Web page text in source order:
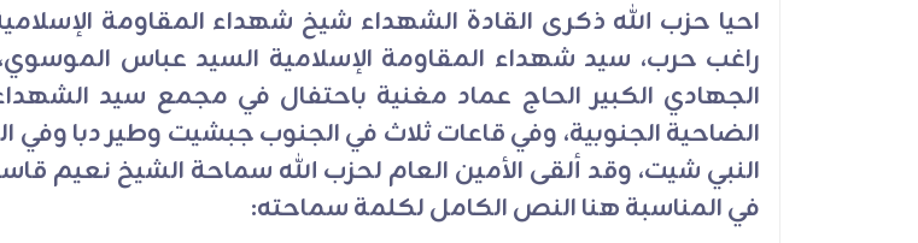
احيا حزب الله ذكرى القادة الشهداء شيخ شهداء المقاومة
راغب حرب، سيد شهداء المقاومة الإسلامية السيد عباس الموسوي،
الجهادي الكبير الحاج عماد مغنية باحتفال في مجمع سيد
الضاحية الجنوبية، وفي قاعات ثلاث في الجنوب جبشيت وطير دبا وفي
النبي شيت، وقد ألقى الأمين العام لحزب الله سماحة الشيخ نعيم
في المناسبة هنا النص الكامل لكلمة سماحته: